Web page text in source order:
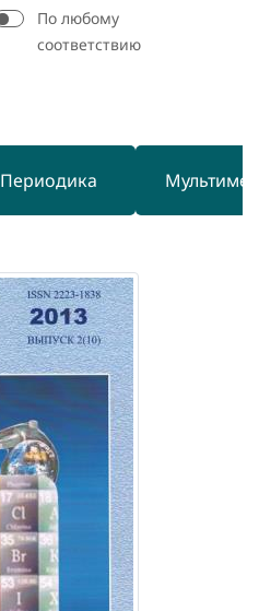
По любому
соответствию
Периодика